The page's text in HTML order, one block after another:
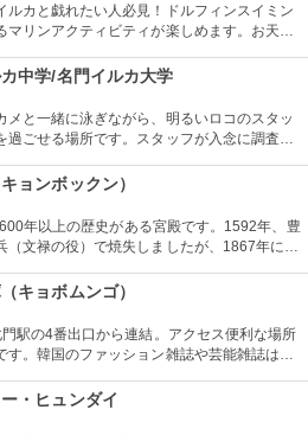
ルカと戯れたい人必見！ドルフィンスイミン
マリンアクティビティが楽しめます。お天気
ューやフラ、ウクレレ演奏など、嬉しいおも
中学/名門イルカ大学
メと一緒に泳ぎながら、明るいロコのスタッ
過ごせる場所です。スタッフが入念に調査す
”もあります。“卒業”時の達成感は一緒の思い
。
ョンボックン）
年以上の歴史がある宮殿です。1592年、豊
（文禄の役）で焼失しましたが、1867年に再
との姿に戻そうという動きが現在まで続いて
キョボムンゴ）
駅の4番出口から連結。アクセス便利な場所
す。韓国のファッション雑誌や芸能雑誌はも
い人もここに寄ってみては。
・ヒュンダイ